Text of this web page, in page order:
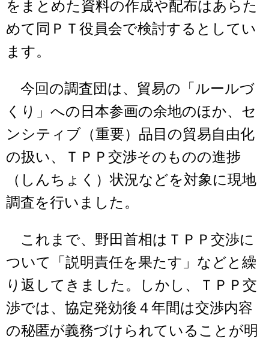
をまとめた資料の作成や配布はあらた
めて同ＰＴ役員会で検討するとしてい
ます。
今回の調査団は、貿易の「ルールづ
くり」への日本参画の余地のほか、セ
ンシティブ（重要）品目の貿易自由化
の扱い、ＴＰＰ交渉そのものの進捗
（しんちょく）状況などを対象に現地
調査を行いました。
これまで、野田首相はＴＰＰ交渉に
ついて「説明責任を果たす」などと繰
り返してきました。しかし、ＴＰＰ交
渉では、協定発効後４年間は交渉内容
の秘匿が義務づけられていることが明